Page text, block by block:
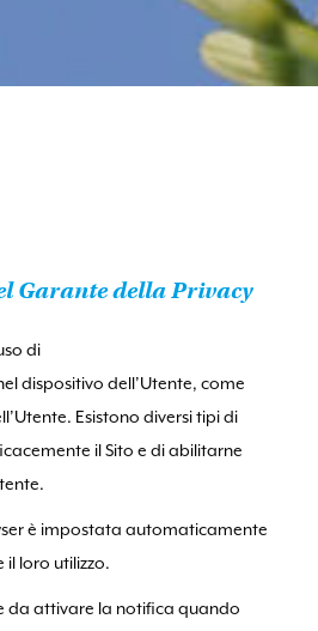
Garante della Privacy
di
dispositivo dell’Utente, come
Esistono diversi tipi di
il Sito e di abilitarne
è impostata automaticamente
il loro utilizzo.
da attivare la notifica quando